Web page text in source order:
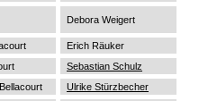
Debora Weigert
Erich Räuker
Sebastian Schulz
Ulrike Stürzbecher